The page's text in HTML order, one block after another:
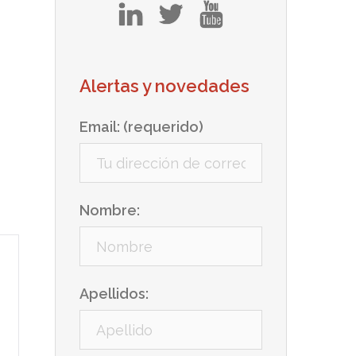
tw
Alertas y novedades
Email: (requerido)
Nombre:
Apellidos: